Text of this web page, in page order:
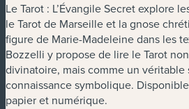
Le Tarot : L’Évangile Secret explore
le Tarot de Marseille et la gnose
figure de Marie-Madeleine dans les
Bozzelli y propose de lire le Tarot
divinatoire, mais comme un véritable
connaissance symbolique.
papier et numérique.